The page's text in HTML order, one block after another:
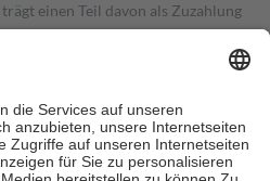
einen Teil davon als Zuzahlung
Zuzahlungen in Höhe von zehn
jedoch nie mehr als die tatsächlichen
auch für Online-Apotheken.
Krankenpflege beträgt die